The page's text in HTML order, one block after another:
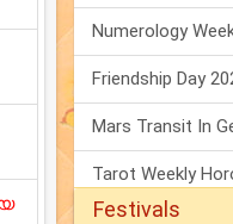
Festivals